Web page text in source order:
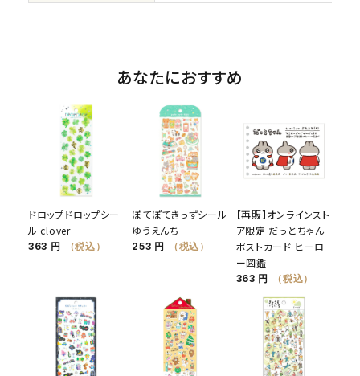
あなたにおすすめ
ドロップドロップシー
ル clover
363 円 （税込）
ぽてぽてきっずシール
ゆうえんち
253 円 （税込）
【再販】オンラインスト
ア限定 だっとちゃん
ポストカード ヒーロ
ー図鑑
363 円 （税込）